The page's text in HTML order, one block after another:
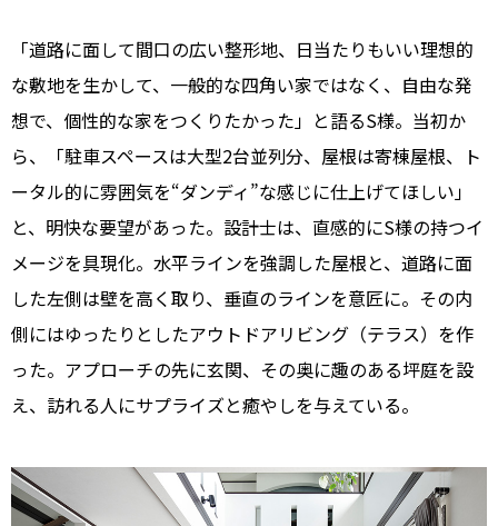
「道路に面して間口の広い整形地、日当たりもいい理想的
な敷地を生かして、一般的な四角い家ではなく、自由な発
想で、個性的な家をつくりたかった」と語るS様。当初か
ら、「駐車スペースは大型2台並列分、屋根は寄棟屋根、ト
ータル的に雰囲気を“ダンディ”な感じに仕上げてほしい」
と、明快な要望があった。設計士は、直感的にS様の持つイ
メージを具現化。水平ラインを強調した屋根と、道路に面
した左側は壁を高く取り、垂直のラインを意匠に。その内
側にはゆったりとしたアウトドアリビング（テラス）を作
った。アプローチの先に玄関、その奥に趣のある坪庭を設
え、訪れる人にサプライズと癒やしを与えている。